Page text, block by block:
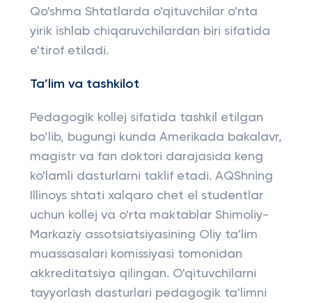
Qo'shma Shtatlarda o'qituvchilar o'nta
yirik ishlab chiqaruvchilardan biri sifatida
e'tirof etiladi.
Ta’lim va tashkilot
Pedagogik kollej sifatida tashkil etilgan
bo’lib, bugungi kunda Amerikada bakalavr,
magistr va fan doktori darajasida keng
ko'lamli dasturlarni taklif etadi. AQShning
Illinoys shtati xalqaro chet el studentlar
uchun kollej va o'rta maktablar Shimoliy-
Markaziy assotsiatsiyasining Oliy ta'lim
muassasalari komissiyasi tomonidan
akkreditatsiya qilingan. O'qituvchilarni
tayyorlash dasturlari pedagogik ta'limni